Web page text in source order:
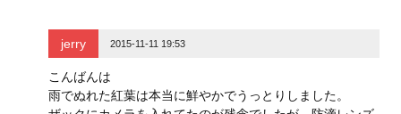
jerry 2015-11-11 19:53
こんばんは
雨でぬれた紅葉は本当に鮮やかでうっとりしました。